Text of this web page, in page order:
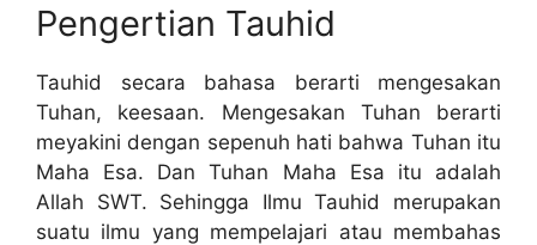
Pengertian Tauhid
Tauhid secara bahasa berarti mengesakan
Tuhan, keesaan. Mengesakan Tuhan berarti
meyakini dengan sepenuh hati bahwa Tuhan itu
Maha Esa. Dan Tuhan Maha Esa itu adalah
Allah SWT. Sehingga Ilmu Tauhid merupakan
suatu ilmu yang mempelajari atau membahas